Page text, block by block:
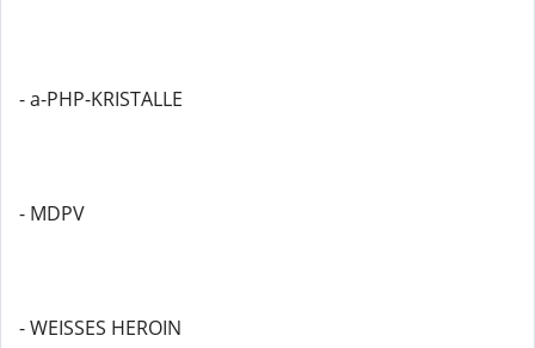
- a-PHP-KRISTALLE
- MDPV
- WEISSES HEROIN